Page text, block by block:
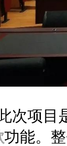
次项目
功能。